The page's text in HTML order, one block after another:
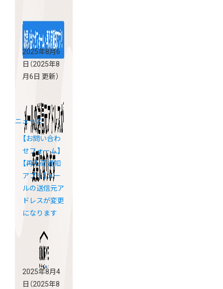
催決定
2025年8月6
日 （2025年8
月6日 更新）
ニュース
【お問い合わ
せフォーム】
【再入荷通知
アプリ】メー
ルの送信元ア
ドレスが変更
になります
2025年8月4
日 （2025年8